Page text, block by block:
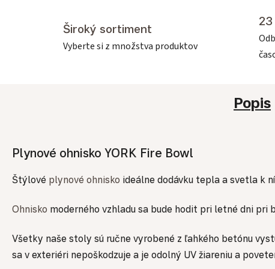
Široký sortiment
Vyberte si z množstva produktov
Popis
Plynové ohnisko YORK Fire Bowl
Štýlové plynové ohnisko ideálne dodávku tepla a svetla k
Ohnisko moderného vzhladu sa bude hodit pri letné dni pri
Všetky naše stoly sú ručne vyrobené z ľahkého betónu
sa v exteriéri nepoškodzuje a je odolný UV žiareniu a